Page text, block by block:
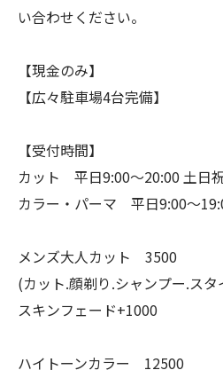
い合わせください。
【現金のみ】
【広々駐車場4台完備】
【受付時間】
カット 平日9:00〜20:00 土日
カラー・パーマ 平日9:00〜
メンズ大人カット 3500
(カット.顔剃り.シャンプー.ス
スキンフェード+1000
ハイトーンカラー 12500